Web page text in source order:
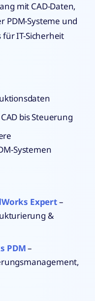
mit CAD-Daten,
PDM-Systeme und
IT-Sicherheit
bis Steuerung
Systemen
Expert–
&
PDM–